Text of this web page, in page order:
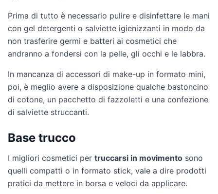
Prima di tutto è necessario pulire e disinfettare le mani
con gel detergenti o salviette igienizzanti in modo da
non trasferire germi e batteri ai cosmetici che
andranno a fondersi con la pelle, gli occhi e le labbra.
In mancanza di accessori di make-up in formato mini,
poi, è meglio avere a disposizione qualche bastoncino
di cotone, un pacchetto di fazzoletti e una confezione
di salviette struccanti.
Base trucco
I migliori cosmetici per truccarsi in movimento sono
quelli compatti o in formato stick, vale a dire prodotti
pratici da mettere in borsa e veloci da applicare.